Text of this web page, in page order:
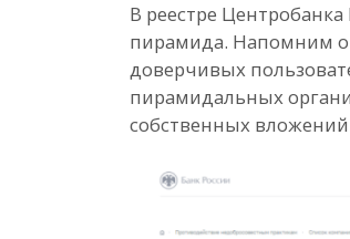
В реестре
пирамида. Напомним о
доверчивых
пирамидальных
собственных